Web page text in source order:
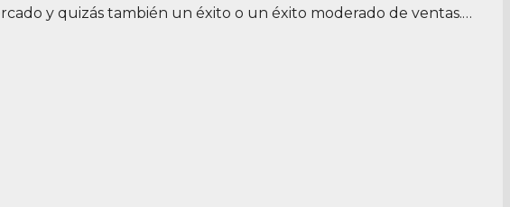
y quizás también un éxito o un éxito moderado de ventas.…